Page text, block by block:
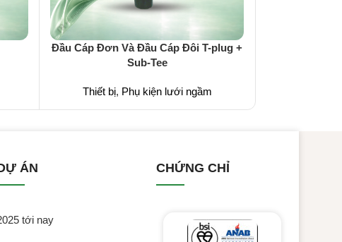
Đầu Cáp Đơn Và Đầu Cáp Đôi T-plug +
Sub-Tee
Thiết bị, Phụ kiện lưới ngầm
ÁN
tới nay
CHỨNG CHỈ